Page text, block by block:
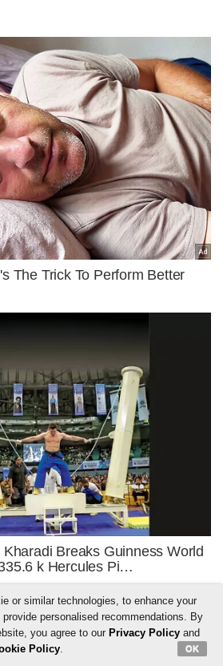
or similar technologies, to enhance your
provide personalised recommendations. By
you agree to our Privacy Policyand
Policy. OK